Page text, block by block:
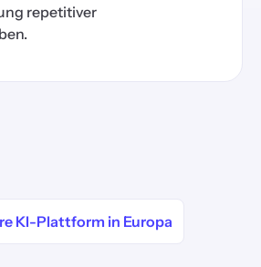
repetitiver
KI-Plattform in Europa